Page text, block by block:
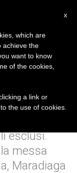
del
esclusi.
messa
Maradiaga
x
which are
achieve the
want to know
of the cookies,
a link or
the use of cookies.